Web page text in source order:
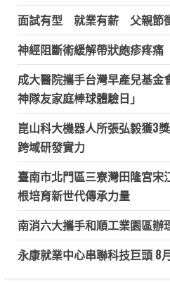
面試有型 就業有薪 父親節
神經阻斷術緩解帶狀皰疹疼
成大醫院攜手台灣早產兒基金
神隊友家庭棒球體驗日」
崑山科大機器人所張弘毅獲3
跨域研發實力
臺南市北門區三寮灣田隆宮宋
根培育新世代傳承力量
南消六大攜手和順工業園區辦
永康就業中心串聯科技巨頭 8